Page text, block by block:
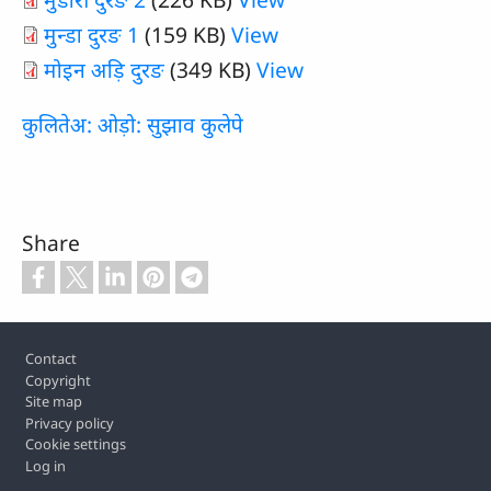
मुन्डा दुरङ 1 (159 KB) View
मोइन अड़ि दुरङ(349 KB) View
कुलितेअ: ओड़ो: सुझाव कुलेपे
Share
Footer
Contact
Copyright
Site map
Privacy policy
Cookie settings
Log in